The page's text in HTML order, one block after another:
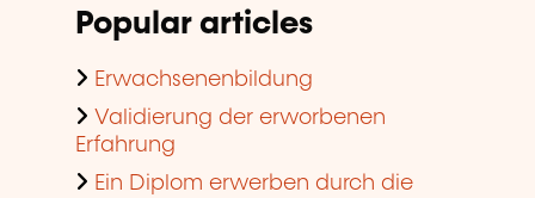
Popular articles
Erwachsenenbildung
Validierung der erworbenen
Erfahrung
Ein Diplom erwerben durch die